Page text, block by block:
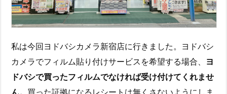
私は今回ヨドバシカメラ新宿店に行きました。ヨドバシ
カメラでフィルム貼り付けサービスを希望する場合、 ヨ
ドバシで買ったフィルムでなければ受け付けてくれませ
ん。 買った証拠になるレシートは無くさないようにしま